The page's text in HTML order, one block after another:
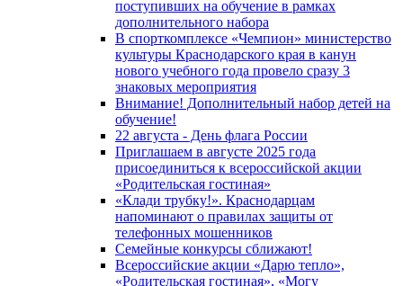
поступивших на обучение в рамках
дополнительного набора
В спорткомплексе «Чемпион» министерство
культуры Краснодарского края в канун
нового учебного года провело сразу 3
знаковых мероприятия
Внимание! Дополнительный набор детей на
обучение!
22 августа - День флага России
Приглашаем в августе 2025 года
присоединиться к всероссийской акции
«Родительская гостиная»
«Клади трубку!». Краснодарцам
напоминают о правилах защиты от
телефонных мошенников
Семейные конкурсы сближают!
Всероссийские акции «Дарю тепло»,
«Родительская гостиная», «Могу